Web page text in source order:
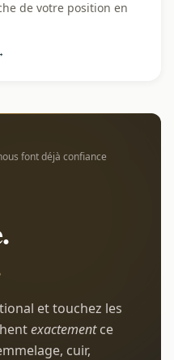
de votre position en
font déjà confiance
et touchez les
exactementce
cuir,